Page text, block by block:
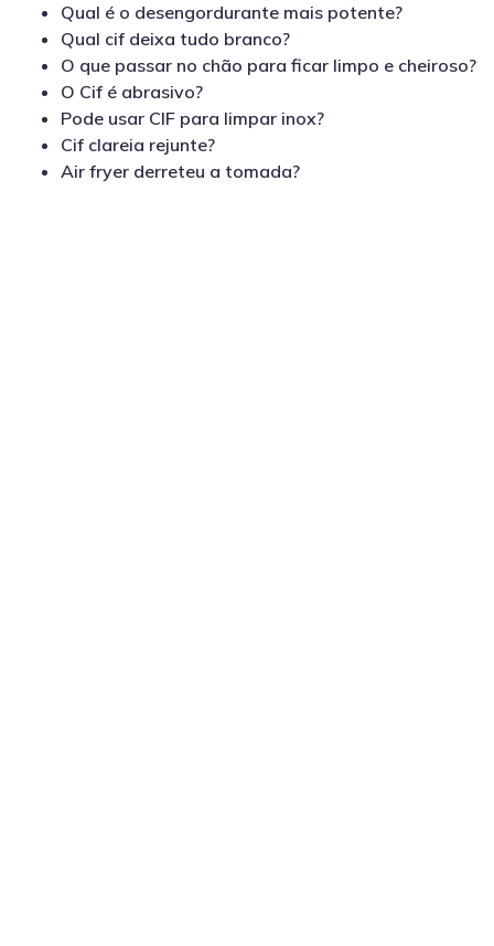
Qual é o desengordurante mais potente?
Qual cif deixa tudo branco?
O que passar no chão para ficar limpo e cheiroso?
O Cif é abrasivo?
Pode usar CIF para limpar inox?
Cif clareia rejunte?
Air fryer derreteu a tomada?